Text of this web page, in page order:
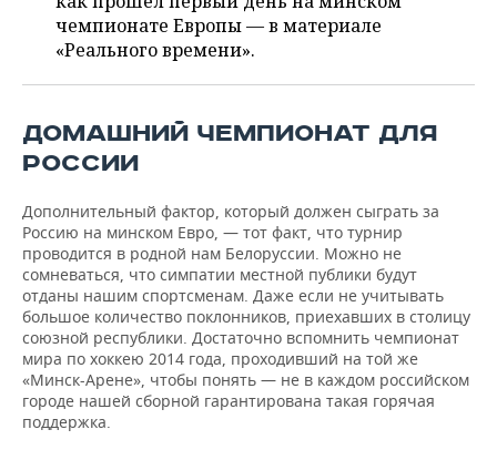
ФИГУРНОЕ КАТАНИЕ
ВОДНЫЕ ВИДЫ СПОРТА
ХОККЕЙ С МЯЧОМ
МЕДИЦИНА
ОБРАЗОВАНИЕ
ПРОИСШЕСТВИЯ
чемпионате Европы — в материале
«Реального времени».
ДОМАШНИЙ ЧЕМПИОНАТ ДЛЯ
РОССИИ
Дополнительный фактор, который должен сыграть за
Россию на минском Евро, — тот факт, что турнир
проводится в родной нам Белоруссии. Можно не
сомневаться, что симпатии местной публики будут
отданы нашим спортсменам. Даже если не учитывать
большое количество поклонников, приехавших в столицу
союзной республики. Достаточно вспомнить чемпионат
мира по хоккею 2014 года, проходивший на той же
«Минск-Арене», чтобы понять — не в каждом российском
городе нашей сборной гарантирована такая горячая
поддержка.